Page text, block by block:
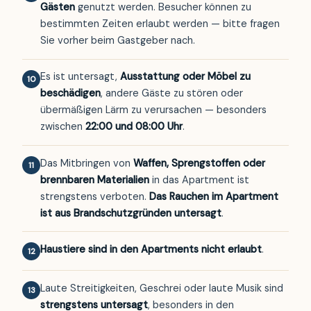
Gästen genutzt werden. Besucher können zu
bestimmten Zeiten erlaubt werden — bitte fragen
Sie vorher beim Gastgeber nach.
10 Es ist untersagt, Ausstattung oder Möbel zu
beschädigen, andere Gäste zu stören oder
übermäßigen Lärm zu verursachen — besonders
zwischen 22:00 und 08:00 Uhr.
11 Das Mitbringen von Waffen, Sprengstoffen oder
brennbaren Materialien in das Apartment ist
strengstens verboten. Das Rauchen im Apartment
ist aus Brandschutzgründen untersagt.
12 Haustiere sind in den Apartments nicht erlaubt.
13 Laute Streitigkeiten, Geschrei oder laute Musik sind
strengstens untersagt, besonders in den